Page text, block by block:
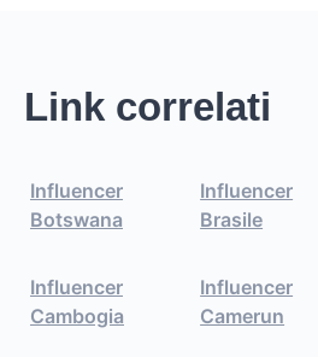
Link correlati
Influencer
Botswana
Influencer
Brasile
Influencer
Cambogia
Influencer
Camerun